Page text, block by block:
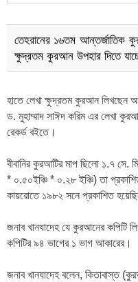
তেহরানের ১৬তম আন্তর্জাতিক
ক্ষুদ্রতম কুরআন উপহার দিতে
হাতে লেখা ক্ষুদ্রতম কুরআন লিখছেন
ড. মুহাম্মাদ সাঈদ করিম এর লেখা
রেকর্ড বইতে।
বীবানির কুরআটির মাপ ছিলো ১.৭ সে.
* ০.৫০ইঞ্চি * ০.২৮ ইঞ্চি) তা
কায়রোতে ১৯৮২ সনে প্রকাশিত
জনাব খানযাদেহ যে কুরআনের কপিটি
কপিটির ৯৪ ভাগের ১ ভাগ আকারের।
জনাব খানযাদেহ বলেন, কিতাবাস্ত